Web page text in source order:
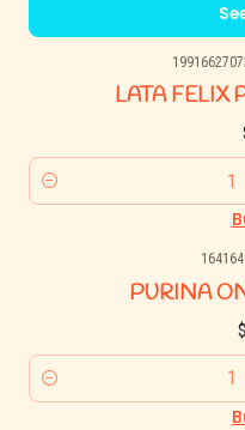
LATA FELIX
Quantity
PURINA
Quantity